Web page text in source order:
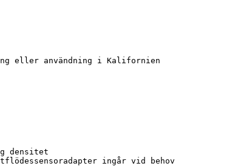
eller användning i Kalifornien
densitet
ingår vid behov